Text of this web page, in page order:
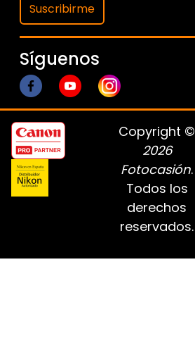
Suscribirme
Síguenos
Copyright ©
2026
Fotocasión.
Todos los
derechos
reservados.